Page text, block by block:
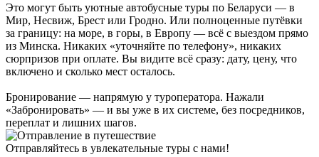
Это могут быть уютные автобусные туры по Беларуси — в
Мир, Несвиж, Брест или Гродно. Или полноценные путёвки
за границу: на море, в горы, в Европу — всё с выездом прямо
из Минска. Никаких «уточняйте по телефону», никаких
сюрпризов при оплате. Вы видите всё сразу: дату, цену, что
включено и сколько мест осталось.
Бронирование — напрямую у туроператора. Нажали
«Забронировать» — и вы уже в их системе, без посредников,
переплат и лишних шагов.
Отправляйтесь в увлекательные туры с нами!